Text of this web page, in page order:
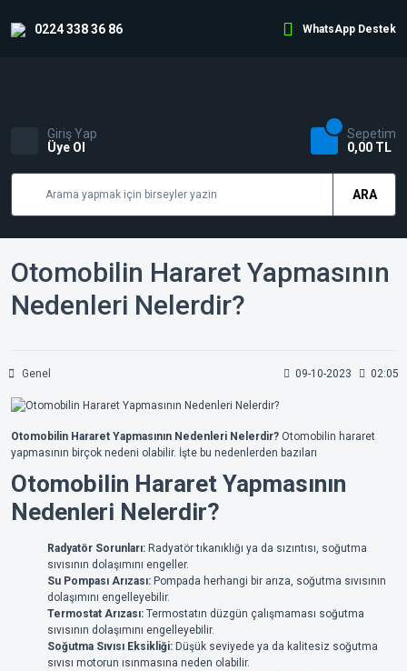
0224 338 36 86 WhatsApp Destek
ARA
Giriş Yap
Üye Ol
Sepetim
0,00 TL
Otomobilin Hararet Yapmasının
Nedenleri Nelerdir?
Genel 09-10-2023 02:05
Otomobilin Hararet Yapmasının Nedenleri Nelerdir? Otomobilin hararet
yapmasının birçok nedeni olabilir. İşte bu nedenlerden bazıları
Otomobilin Hararet Yapmasının
Nedenleri Nelerdir?
Radyatör Sorunları: Radyatör tıkanıklığı ya da sızıntısı, soğutma
sıvısının dolaşımını engeller.
Su Pompası Arızası: Pompada herhangi bir arıza, soğutma sıvısının
dolaşımını engelleyebilir.
Termostat Arızası: Termostatın düzgün çalışmaması soğutma
sıvısının dolaşımını engelleyebilir.
Soğutma Sıvısı Eksikliği: Düşük seviyede ya da kalitesiz soğutma
sıvısı motorun ısınmasına neden olabilir.